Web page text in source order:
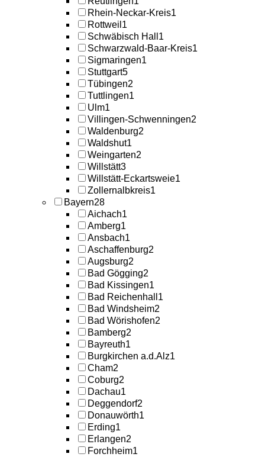
Rhein-Neckar-Kreis1
Rottweil 1
Schwäbisch Hall 1
Schwarzwald-Baar-Kreis1
Sigmaringen1
Stuttgart5
Tübingen2
Tuttlingen1
Ulm1
Villingen-Schwenningen2
Waldenburg2
Waldshut1
Weingarten2
Willstätt3
Willstätt-Eckartsweie1
Zollernalbkreis1
Bayern28
Aichach1
Amberg1
Ansbach1
Aschaffenburg2
Augsburg2
Bad Gögging2
Bad Kissingen1
Bad Reichenhall 1
Bad Windsheim2
Bad Wörishofen2
Bamberg2
Bayreuth1
Burgkirchen a.d.Alz1
Cham2
Coburg2
Dachau1
Deggendorf2
Donauwörth1
Erding1
Erlangen2
Forchheim1